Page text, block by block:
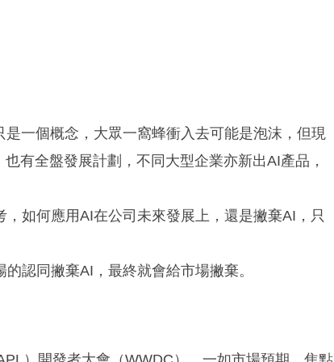
一個概念，大眾一窩蜂衝入去可能是泡沫，但現
有全盤發展計劃，不同大型企業亦新出AI產品，
如何應用AI在公司未來發展上，還是撇棄AI，只
認同撇棄AI，最終就會給市場撇棄。